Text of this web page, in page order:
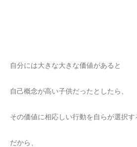
自分には大きな大きな価値があると
自己概念が高い子供だったとしたら、
その価値に相応しい行動を自らが選択す
だから、